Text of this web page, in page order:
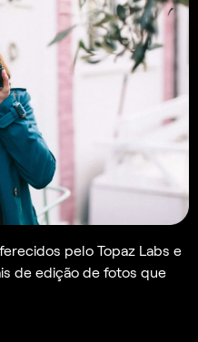
pelo Topaz Labs e
de edição de fotos que